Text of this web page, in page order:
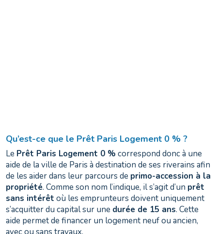
Qu’est-ce que le Prêt Paris Logement 0 % ?
Le Prêt Paris Logement 0 % correspond donc à une
aide de la ville de Paris à destination de ses riverains afin
de les aider dans leur parcours de primo-accession à la
propriété. Comme son nom l’indique, il s’agit d’un prêt
sans intérêt où les emprunteurs doivent uniquement
s’acquitter du capital sur une durée de 15 ans. Cette
aide permet de financer un logement neuf ou ancien,